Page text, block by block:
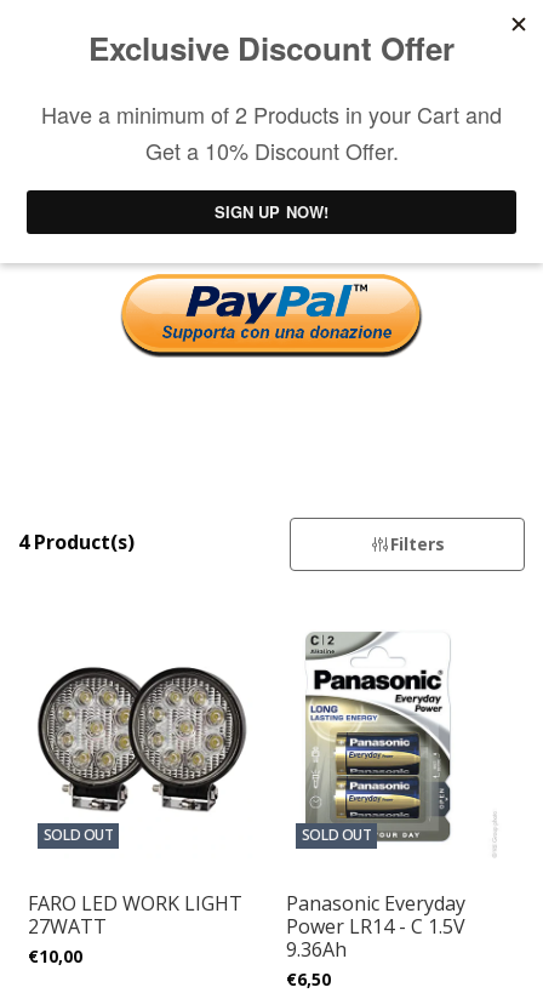
ELETTRONICA
4 Product(s) Filters
SOLD OUT
FARO LED WORK LIGHT
27WATT
€10,00
SOLD OUT
Panasonic Everyday
Power LR14 - C 1.5V
9.36Ah
€6,50